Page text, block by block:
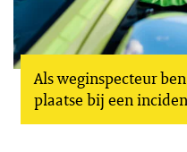
Als weginspecteur
plaatse bij een